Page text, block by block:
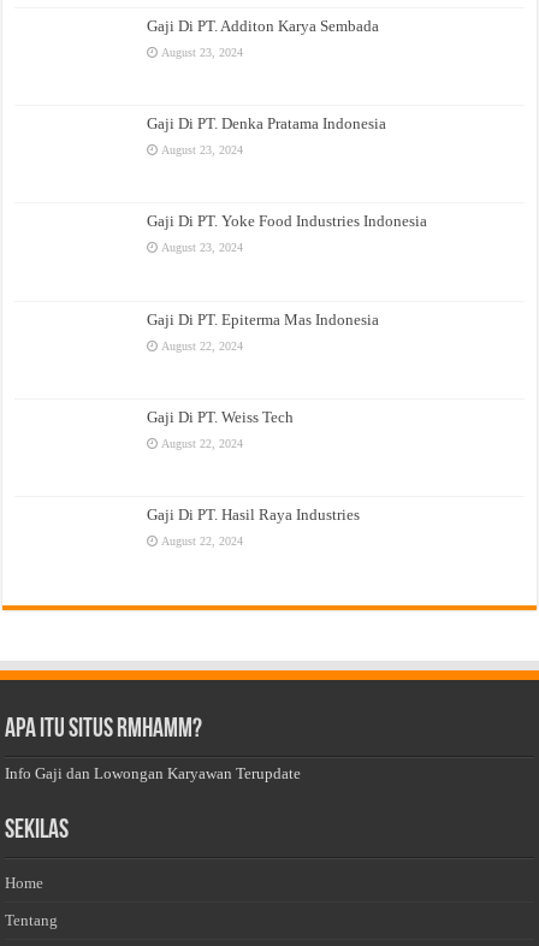
Gaji Di PT. Additon Karya Sembada
August 23, 2024
Gaji Di PT. Denka Pratama Indonesia
August 23, 2024
Gaji Di PT. Yoke Food Industries Indonesia
August 23, 2024
Gaji Di PT. Epiterma Mas Indonesia
August 22, 2024
Gaji Di PT. Weiss Tech
August 22, 2024
Gaji Di PT. Hasil Raya Industries
August 22, 2024
Apa Itu Situs Rmhamm?
Info Gaji dan Lowongan Karyawan Terupdate
Sekilas
Home
Tentang